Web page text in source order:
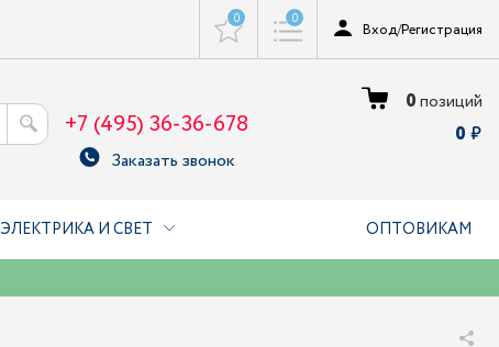
0 0
Вход/Регистрация
+7 (495) 36-36-678
Заказать звонок
0позиций
0
ЭЛЕКТРИКА И СВЕТ ОПТОВИКАМ